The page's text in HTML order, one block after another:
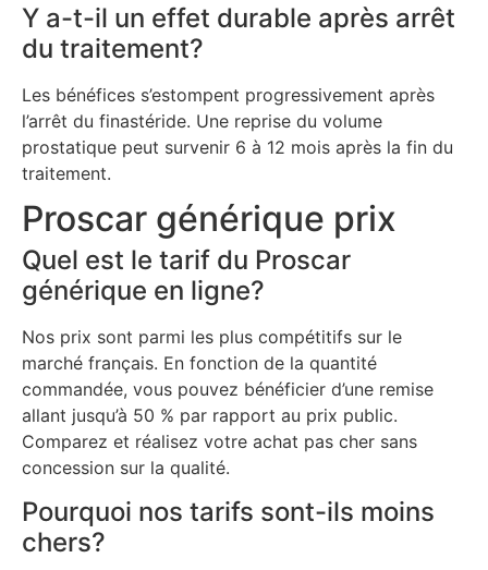
Y a-t-il un effet durable après arrêt
du traitement?
Les bénéfices s’estompent progressivement après
l’arrêt du finastéride. Une reprise du volume
prostatique peut survenir 6 à 12 mois après la fin du
traitement.
Proscar générique prix
Quel est le tarif du Proscar
générique en ligne?
Nos prix sont parmi les plus compétitifs sur le
marché français. En fonction de la quantité
commandée, vous pouvez bénéficier d’une remise
allant jusqu’à 50 % par rapport au prix public.
Comparez et réalisez votre achat pas cher sans
concession sur la qualité.
Pourquoi nos tarifs sont-ils moins
chers?